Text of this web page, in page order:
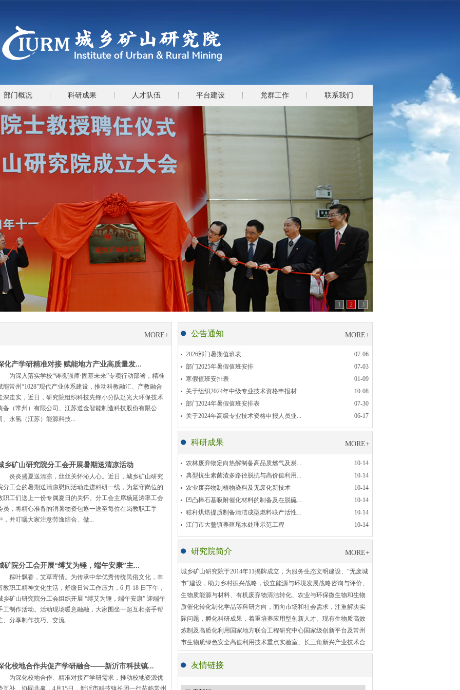
部门概况 科研成果 人才队伍 平台建设 党群工作 联系我们
1 2 3
MORE+
化产学研精准对接 赋能地方产业高质量发...
为深入落实学校“铸魂强师·固基未来”专项行动部署，精准
能常州“1028”现代产业体系建设，推动科教融汇、产教融合
深走实，近日，研究院组织科技先锋小分队赴光大环保技术
备（常州）有限公司、江苏道金智能制造科技股份有限公
、永氢（江苏）能源科技...
乡矿山研究院分工会开展暑期送清凉活动
炎炎盛夏送清凉，丝丝关怀沁人心。近日，城乡矿山研究
分工会的暑期送清凉慰问活动走进科研一线，为坚守岗位的
职工们送上一份专属夏日的关怀。分工会主席杨延涛率工会
员，将精心准备的消暑物资包逐一送至每位在岗教职工手
，并叮嘱大家注意劳逸结合、做...
矿院分工会开展“缚艾为锤，端午安康”主...
粽叶飘香，艾草寄情。为传承中华优秀传统民俗文化，丰
教职工精神文化生活，舒缓日常工作压力，6 月 18 日下午，
乡矿山研究院分工会组织开展 “缚艾为锤，端午安康” 迎端午
工制作活动。活动现场暖意融融，大家围坐一起互相搭手帮
、分享制作技巧、交流...
化校地合作共促产学研融合——新沂市科技镇...
为深化校地合作、精准对接产学研需求，推动校地资源优
互补、协同共赢，4月15日，新沂市科技镇长团一行莅临常州
公告通知 MORE+
2026部门暑期值班表
07-06
部门2025年暑假值班安排
07-03
寒假值班安排表
01-09
关于组织2024年中级专业技术资格申报材...
10-08
部门2024年暑假值班安排表
07-30
关于2024年高级专业技术资格申报人员业...
06-17
科研成果 MORE+
农林废弃物定向热解制备高品质燃气及炭...
10-14
典型抗生素菌渣多路径脱抗与高价值利用...
10-14
农业废弃物制植物染料及无废化新技术
10-14
凹凸棒石基吸附催化材料的制备及在脱硫...
10-14
秸秆烘焙提质制备清洁成型燃料联产活性...
10-14
江门市大鳌镇养殖尾水处理示范工程
10-14
研究院简介 MORE+
城乡矿山研究院于2014年11揭牌成立，为服务生态文明建设、“无废城
市”建设，助力乡村振兴战略，设立能源与环境发展战略咨询与评价、
生物质能源与材料、有机废弃物清洁转化、农业与环保微生物和生物
质催化转化制化学品等科研方向，面向市场和社会需求，注重解决实
际问题，孵化科研成果，着重培养应用型创新人才。现有生物质高效
炼制及高质化利用国家地方联合工程研究中心国家级创新平台及常州
市生物质绿色安全高值利用技术重点实验室、长三角新兴产业技术合
作研究中心等科研支撑平台。在中国工程院院士引领下注重人才梯队
建设，现有国家级人才2人，江苏省333工程1人，江苏省“科技副总”3
友情链接